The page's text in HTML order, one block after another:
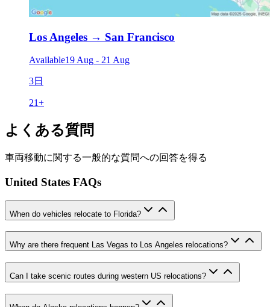
Los Angeles → San Francisco
Available19 Aug - 21 Aug
3日
21+
よくある質問
車両移動に関する一般的な質問への回答を得る
United States FAQs
When do vehicles relocate to Florida?
Why are there frequent Las Vegas to Los Angeles relocations?
Can I take scenic routes during western US relocations?